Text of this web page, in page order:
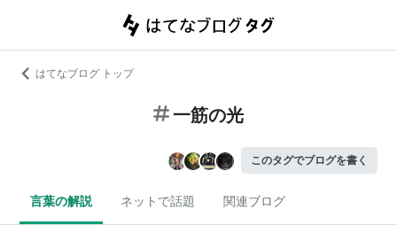
はてなブログ トップ
一筋の光
このタグでブログを書く
言葉の解説 ネットで話題 関連ブログ